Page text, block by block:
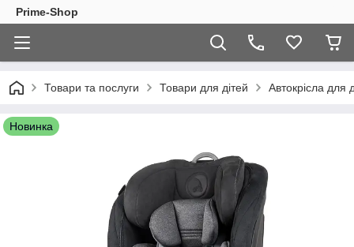
Prime-Shop
Товари та послуги Товари для дітей Автокрісла для
Новинка